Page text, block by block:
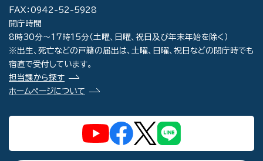
FAX：0942-52-5928
開庁時間
8時30分～17時15分（土曜、日曜、祝日及び年末年始を除く）
※出生、死亡などの戸籍の届出は、土曜、日曜、祝日などの閉庁時でも
宿直で受付しています。
担当課から探す
ホームページについて